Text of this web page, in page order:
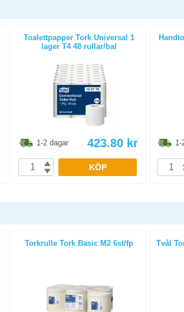
Toalettpapper Tork Universal 1
lager T4 48 rullar/bal
1-2 dagar 423.80 kr
KÖP
1-
Torkrulle Tork Basic M2 6st/fp
Tvål